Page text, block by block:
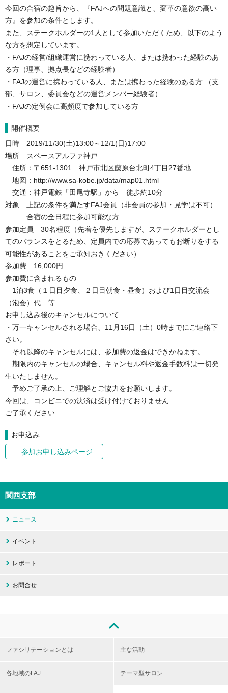
今回の合宿の趣旨から、『FAJへの問題意識と、変革の意欲の高い
方』を参加の条件とします。
また、ステークホルダーの1人として参加いただくため、以下のよう
な方を想定しています。
・FAJの経営/組織運営に携わっている人、または携わった経験のあ
る方（理事、拠点長などの経験者）
・FAJの運営に携わっている人、または携わった経験のある方 （支
部、サロン、委員会などの運営メンバー経験者）
・FAJの定例会に高頻度で参加している方
開催概要
日時 2019/11/30(土)13:00～12/1(日)17:00
場所 スペースアルファ神戸
住所：〒651-1301 神戸市北区藤原台北町4丁目27番地
地図：http://www.sa-kobe.jp/data/map01.html
交通：神戸電鉄「田尾寺駅」から 徒歩約10分
対象 上記の条件を満たすFAJ会員（非会員の参加・見学は不可）
合宿の全日程に参加可能な方
参加定員 30名程度（先着を優先しますが、ステークホルダーとし
てのバランスをとるため、定員内での応募であってもお断りをする
可能性があることをご承知おきください）
参加費 16,000円
参加費に含まれるもの
1泊3食（１日目夕食、２日目朝食・昼食）および1日目交流会
（泡会）代 等
お申し込み後のキャンセルについて
・万一キャンセルされる場合、11月16日（土）0時までにご連絡下
さい。
それ以降のキャンセルには、参加費の返金はできかねます。
期限内のキャンセルの場合、キャンセル料や返金手数料は一切発
生いたしません。
予めご了承の上、ご理解とご協力をお願いします。
今回は、コンビニでの決済は受け付けておりません
ご了承ください
お申込み
参加お申し込みページ
関西支部
ニュース
イベント
レポート
お問合せ
ファシリテーションとは 主な活動
各地域のFAJ テーマ型サロン